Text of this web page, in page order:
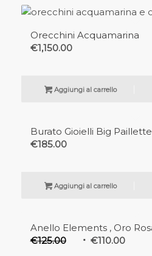
Orecchini Acquamarina
€1,150.00
Aggiungi al carrello
Burato Gioielli Big Paillette
€185.00
Aggiungi al carrello
Anello Elements , Oro
€125.00 €110.00